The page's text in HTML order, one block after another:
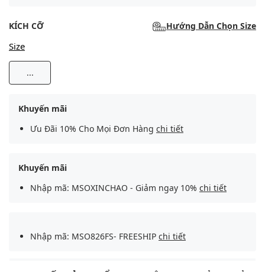
KÍCH CỠ Hướng Dẫn Chọn Size
Size
...
Khuyến mãi
Ưu Đãi 10% Cho Mọi Đơn Hàng chi tiết
Khuyến mãi
Nhập mã: MSOXINCHAO - Giảm ngay 10% chi tiết
Nhập mã: MSO826FS- FREESHIP chi tiết